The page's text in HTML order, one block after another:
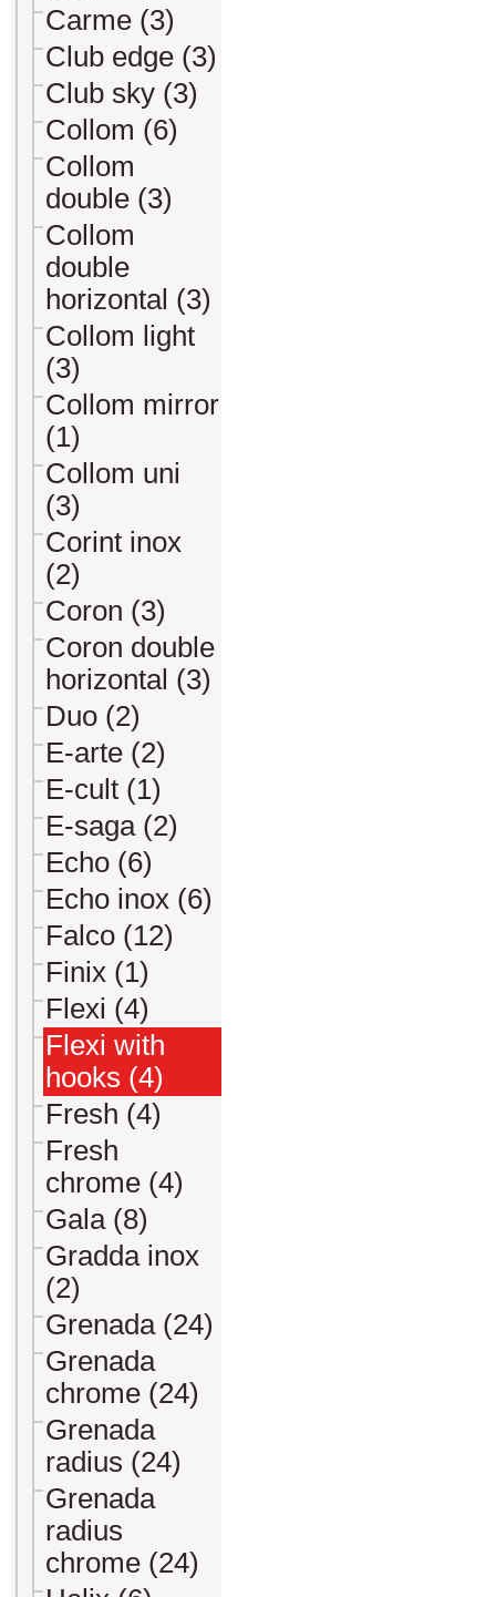
Carme (3)
Club edge (3)
Club sky (3)
Collom (6)
Collom
double (3)
Collom
double
horizontal (3)
Collom light
(3)
Collom mirror
(1)
Collom uni
(3)
Corint inox
(2)
Coron (3)
Coron double
horizontal (3)
Duo (2)
E-arte (2)
E-cult (1)
E-saga (2)
Echo (6)
Echo inox (6)
Falco (12)
Finix (1)
Flexi (4)
Flexi with
hooks (4)
Fresh (4)
Fresh
chrome (4)
Gala (8)
Gradda inox
(2)
Grenada (24)
Grenada
chrome (24)
Grenada
radius (24)
Grenada
radius
chrome (24)